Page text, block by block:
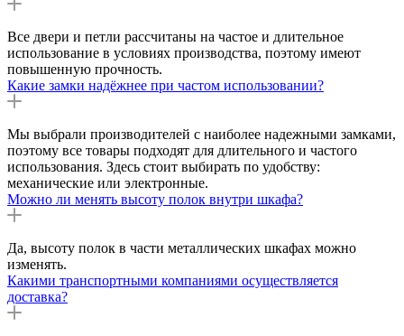
Все двери и петли рассчитаны на частое и длительное
использование в условиях производства, поэтому имеют
повышенную прочность.
Какие замки надёжнее при частом использовании?
Мы выбрали производителей с наиболее надежными замками,
поэтому все товары подходят для длительного и частого
использования. Здесь стоит выбирать по удобству:
механические или электронные.
Можно ли менять высоту полок внутри шкафа?
Да, высоту полок в части металлических шкафах можно
изменять.
Какими транспортными компаниями осуществляется
доставка?